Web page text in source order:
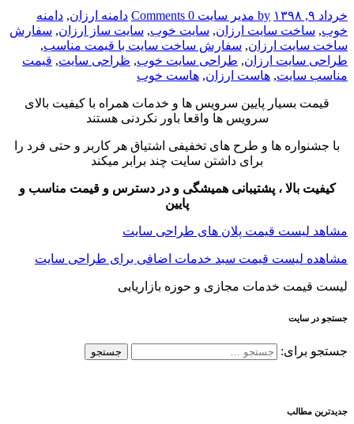
خرداد ۹, ۱۳۹۸ by مدیر سایت 0 Comments دامنه ارزان, دامنه
خوب, ساخت سایت ارزان, سایت خوب, سایت ساز ارزان, سفارش
ساخت سایت ارزان, سفارش ساخت سایت با قیمت مناسب,
طراحی سایت ارزان, طراحی سایت خوب, ظراحی سایت, قیمت
مناسب سایت, هاست ارزان, هاست خوب
قیمت بسیار پایین سرویس ها و خدمات همراه با کیفیت بالای
سرویس ها واقعا باور نکردنی هستند
با جشنواره ها و طرح های تخفیفی اشتیاق هر کاربر و حتی فرد را
برای داشتن سایت چند برابر میکند
کیفیت بالا ، پشتیبانی همیشگی و در دسترس و قیمت مناسب و
پایین
مشاهد لیست قیمت پلان های طراحی سایت
مشاهده لیست قیمت سبد خدمات اضافی برای طراحی سایت
لیست قیمت خدمات مجازی و حوزه بازاریابی
جستجو در سایت
جستجو برای:
جدیدترین مطالب